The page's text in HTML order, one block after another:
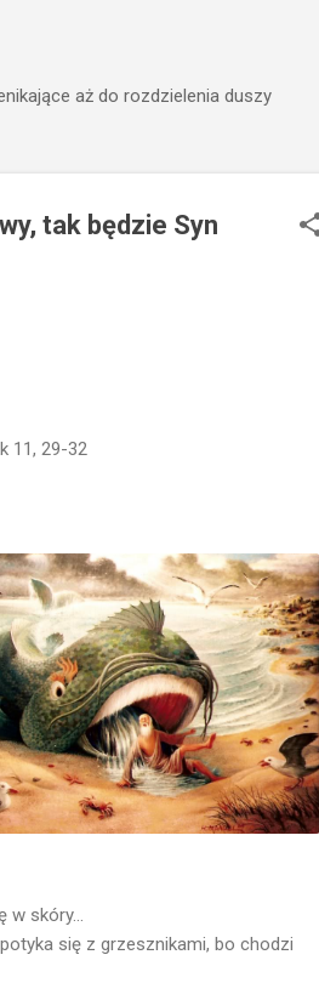
aż do rozdzielenia duszy
tak będzie Syn
11, 29-32
skóry...
się z grzesznikami, bo chodzi